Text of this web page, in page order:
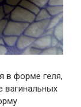
в форме геля,
вагинальных